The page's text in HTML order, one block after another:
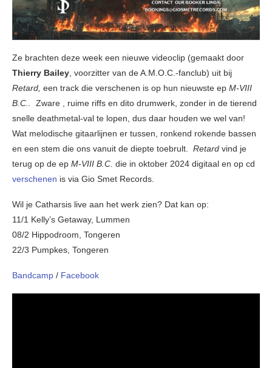
Ze brachten deze week een nieuwe videoclip (gemaakt door
Thierry Bailey , voorzitter van de A.M.O.C.-fanclub) uit bij
Retard, een track die verschenen is op hun nieuwste ep M-VIII
B.C..
Zware , ruime riffs en dito drumwerk, zonder in de tierend
snelle deathmetal-val te lopen, dus daar houden we wel van!
Wat melodische gitaarlijnen er tussen, ronkend rokende bassen
en een stem die ons vanuit de diepte toebrult. Retard vind je
terug op de ep M-VIII B.C. die in oktober 2024 digitaal en op cd
verschenen is via Gio Smet Records.
Wil je Catharsis live aan het werk zien? Dat kan op:
11/1 Kelly’s Getaway, Lummen
08/2 Hippodroom, Tongeren
22/3 Pumpkes, Tongeren
Bandcamp / Facebook